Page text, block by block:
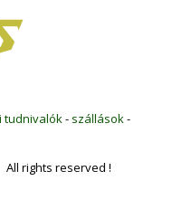
tudnivalók - szállások -
rights reserved !